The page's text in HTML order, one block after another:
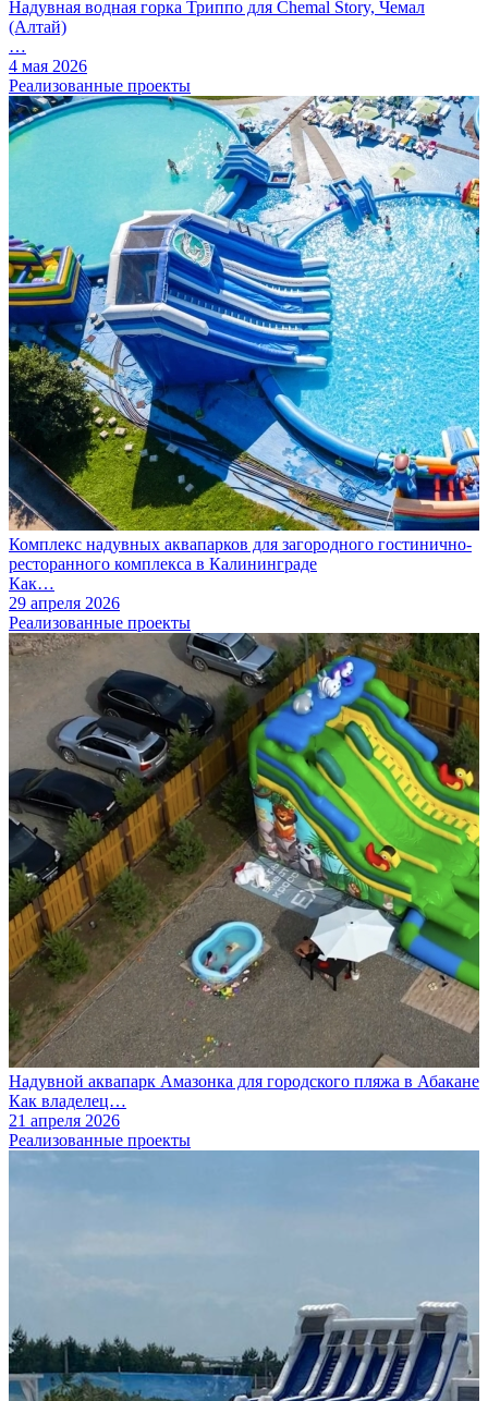
Надувная водная горка Триппо для Chemal Story, Чемал
(Алтай)
…
4 мая 2026
Реализованные проекты
Комплекс надувных аквапарков для загородного гостинично-
ресторанного комплекса в Калининграде
Как…
29 апреля 2026
Реализованные проекты
Надувной аквапарк Амазонка для городского пляжа в Абакане
Как владелец…
21 апреля 2026
Реализованные проекты